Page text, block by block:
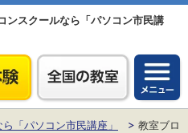
ンスクールなら「パソコン市民講
「パソコン市民講座」
教室ブロ